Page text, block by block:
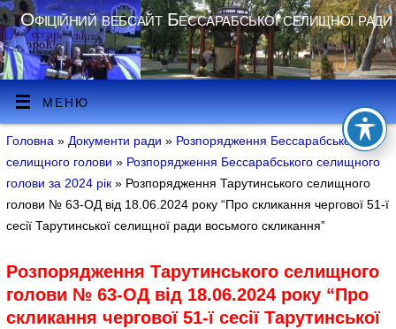
Офіційний вебсайт Бессарабської селищної ради
МЕНЮ
Головна » Документи ради» Розпорядження Бессарабського
селищного голови» Розпорядження Бессарабського селищного
голови за 2024 рік» Розпорядження Тарутинського селищного
голови № 63-ОД від 18.06.2024 року “Про скликання чергової 51-ї
сесії Тарутинської селищної ради восьмого скликання”
Розпорядження Тарутинського селищного
голови № 63-ОД від 18.06.2024 року “Про
скликання чергової 51-ї сесії Тарутинської